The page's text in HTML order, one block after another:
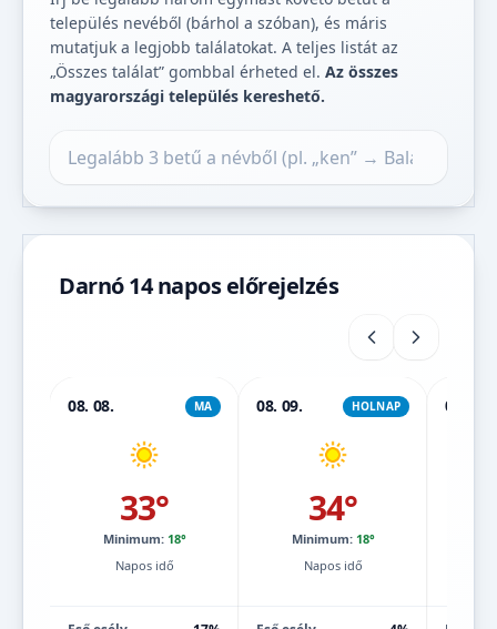
település nevéből (bárhol a szóban), és máris
mutatjuk a legjobb találatokat. A teljes listát az
„Összes találat” gombbal érheted el. Az összes
magyarországi település kereshető.
Darnó 14 napos előrejelzés
08. 08. MA
33°
Minimum: 18°
Napos idő
08. 09. HOLNAP
34°
Minimum: 18°
Napos idő
08. 10.